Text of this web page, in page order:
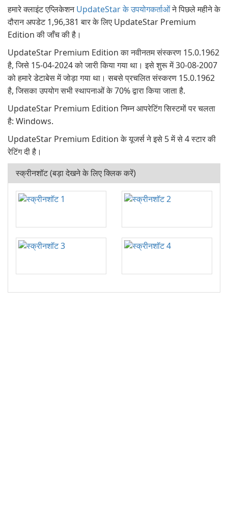
हमारे क्लाइंट एप्लिकेशनUpdateStar के उपयोगकर्ताओंने पिछले महीने के
दौरान अपडेट 1,96,381 बार के लिए UpdateStar Premium
Edition की जाँच की है।
UpdateStar Premium Edition का नवीनतम संस्करण 15.0.1962
है, जिसे 15-04-2024 को जारी किया गया था। इसे शुरू में 30-08-2007
को हमारे डेटाबेस में जोड़ा गया था। सबसे प्रचलित संस्करण 15.0.1962
है, जिसका उपयोग सभी स्थापनाओं के 70% द्वारा किया जाता है.
UpdateStar Premium Edition निम्न आपरेटिंग सिस्टमों पर चलता
है: Windows.
UpdateStar Premium Edition के यूजर्स ने इसे 5 में से 4 स्टार की
रेटिंग दी है।
स्क्रीनशॉट (बड़ा देखने के लिए क्लिक करें)